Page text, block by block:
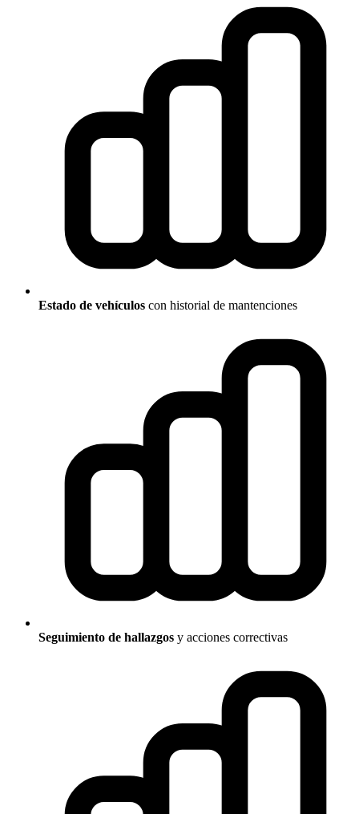
Estado de vehículos con historial de mantenciones
Seguimiento de hallazgos y acciones correctivas